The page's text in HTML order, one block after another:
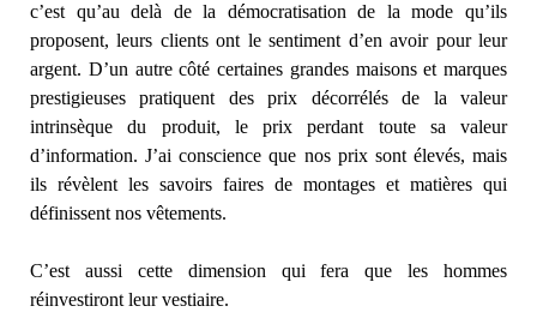
c’est qu’au delà de la démocratisation de la mode qu’ils
proposent, leurs clients ont le sentiment d’en avoir pour leur
argent. D’un autre côté certaines grandes maisons et marques
prestigieuses pratiquent des prix décorrélés de la valeur
intrinsèque du produit, le prix perdant toute sa valeur
d’information. J’ai conscience que nos prix sont élevés, mais
ils révèlent les savoirs faires de montages et matières qui
définissent nos vêtements.
C’est aussi cette dimension qui fera que les hommes
réinvestiront leur vestiaire.